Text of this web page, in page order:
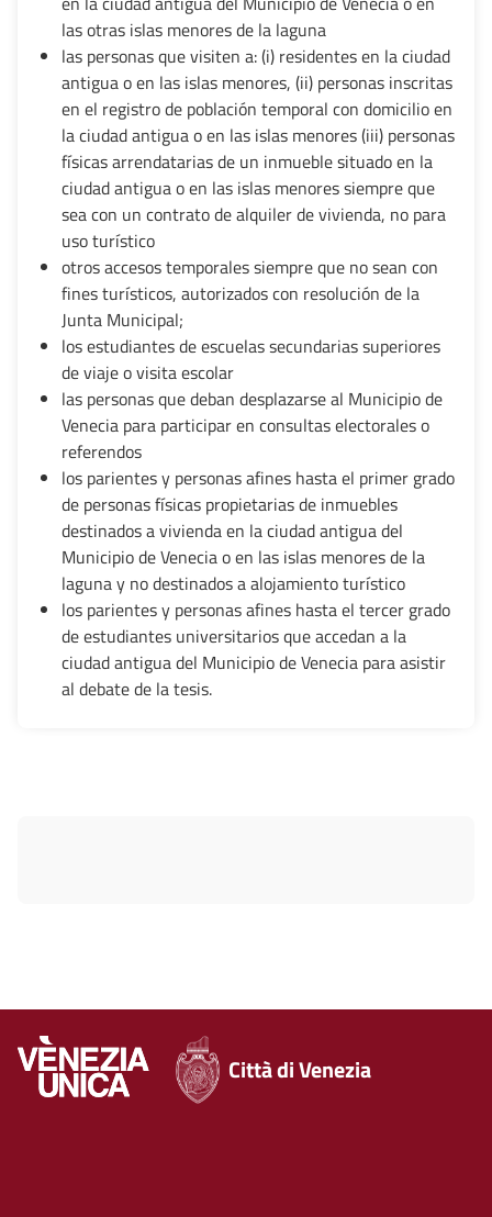
las otras islas menores de la laguna
las personas que visiten a: (i) residentes en la ciudad
antigua o en las islas menores, (ii) personas inscritas
en el registro de población temporal con domicilio en
la ciudad antigua o en las islas menores (iii) personas
físicas arrendatarias de un inmueble situado en la
ciudad antigua o en las islas menores siempre que
sea con un contrato de alquiler de vivienda, no para
uso turístico
otros accesos temporales siempre que no sean con
fines turísticos, autorizados con resolución de la
Junta Municipal;
los estudiantes de escuelas secundarias superiores
de viaje o visita escolar
las personas que deban desplazarse al Municipio de
Venecia para participar en consultas electorales o
referendos
los parientes y personas afines hasta el primer grado
de personas físicas propietarias de inmuebles
destinados a vivienda en la ciudad antigua del
Municipio de Venecia o en las islas menores de la
laguna y no destinados a alojamiento turístico
los parientes y personas afines hasta el tercer grado
de estudiantes universitarios que accedan a la
ciudad antigua del Municipio de Venecia para asistir
al debate de la tesis.
Città di Venezia